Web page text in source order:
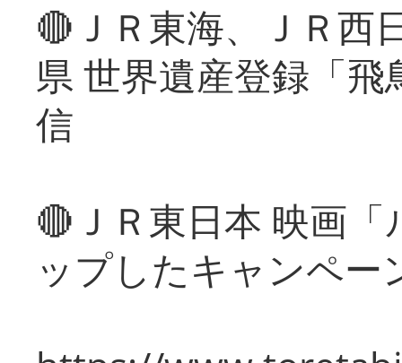
🔴ＪＲ東海、ＪＲ西
県 世界遺産登録「
信
🔴ＪＲ東日本 映画
ップしたキャンペー